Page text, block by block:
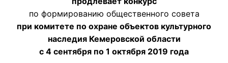
по формированию общественного совета
при комитете по охране объектов культурного
наследия Кемеровской области
с 4 сентября по 1 октября 2019 года